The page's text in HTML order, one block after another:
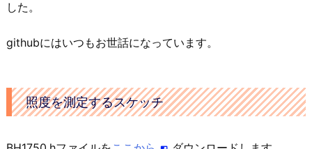
した。
githubにはいつもお世話になっています。
照度を測定するスケッチ